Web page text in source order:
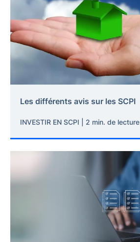
Les différents avis sur les SCPI
INVESTIR EN SCPI | 2 min. de lecture